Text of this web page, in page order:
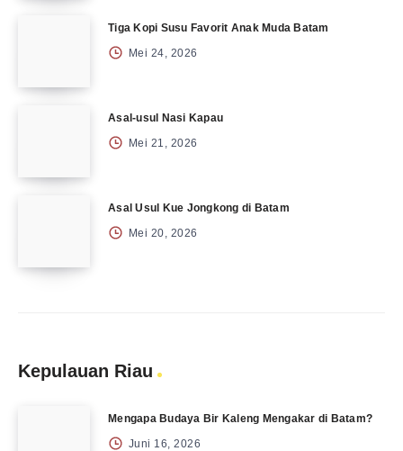
Tiga Kopi Susu Favorit Anak Muda Batam
Mei 24, 2026
Asal-usul Nasi Kapau
Mei 21, 2026
Asal Usul Kue Jongkong di Batam
Mei 20, 2026
Kepulauan Riau
Mengapa Budaya Bir Kaleng Mengakar di Batam?
Juni 16, 2026